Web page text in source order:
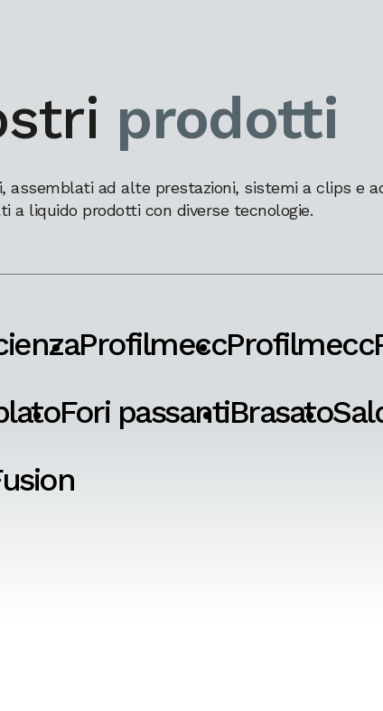
prodotti
ad alte prestazioni, sistemi a clips e
a liquido prodotti con diverse tecnologie.
Profilmecc
Fori passantiBrasato